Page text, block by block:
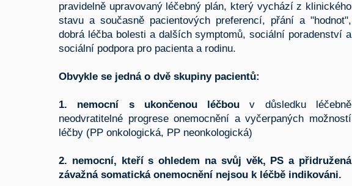
pravidelně upravovaný léčebný plán, který vychází z klinického
stavu a současně pacientových preferencí, přání a "hodnot",
dobrá léčba bolesti a dalších symptomů, sociální poradenství a
sociální podpora pro pacienta a rodinu.
Obvykle se jedná o dvě skupiny pacientů:
1. nemocní s ukončenou léčbou v důsledku léčebně
neodvratitelné progrese onemocnění a vyčerpaných možností
léčby (PP onkologická, PP neonkologická)
2. nemocní, kteří s ohledem na svůj věk, PS a přidružená
závažná somatická onemocnění nejsou k léčbě indikováni.